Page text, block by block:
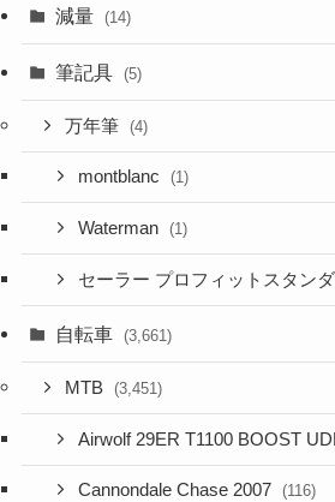
減量 (14)
筆記具 (5)
万年筆 (4)
montblanc (1)
Waterman (1)
セーラー プロフィットスタン
自転車 (3,661)
MTB (3,451)
Airwolf 29ER T1100 BOOST
Cannondale Chase 2007 (116)